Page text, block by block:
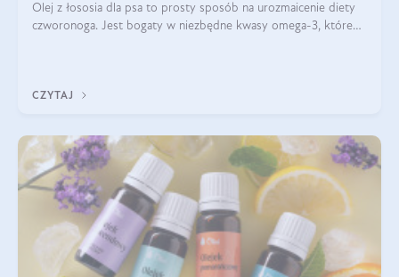
Olej z łososia dla psa to prosty sposób na urozmaicenie diety
czworonoga. Jest bogaty w niezbędne kwasy omega-3, które
CZYTAJ